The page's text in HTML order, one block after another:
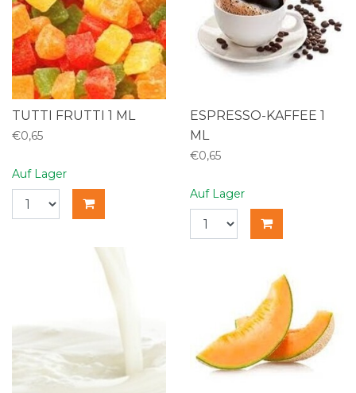
TUTTI FRUTTI 1 ML
€0,65
Auf Lager
ESPRESSO-KAFFEE 1
ML
€0,65
Auf Lager